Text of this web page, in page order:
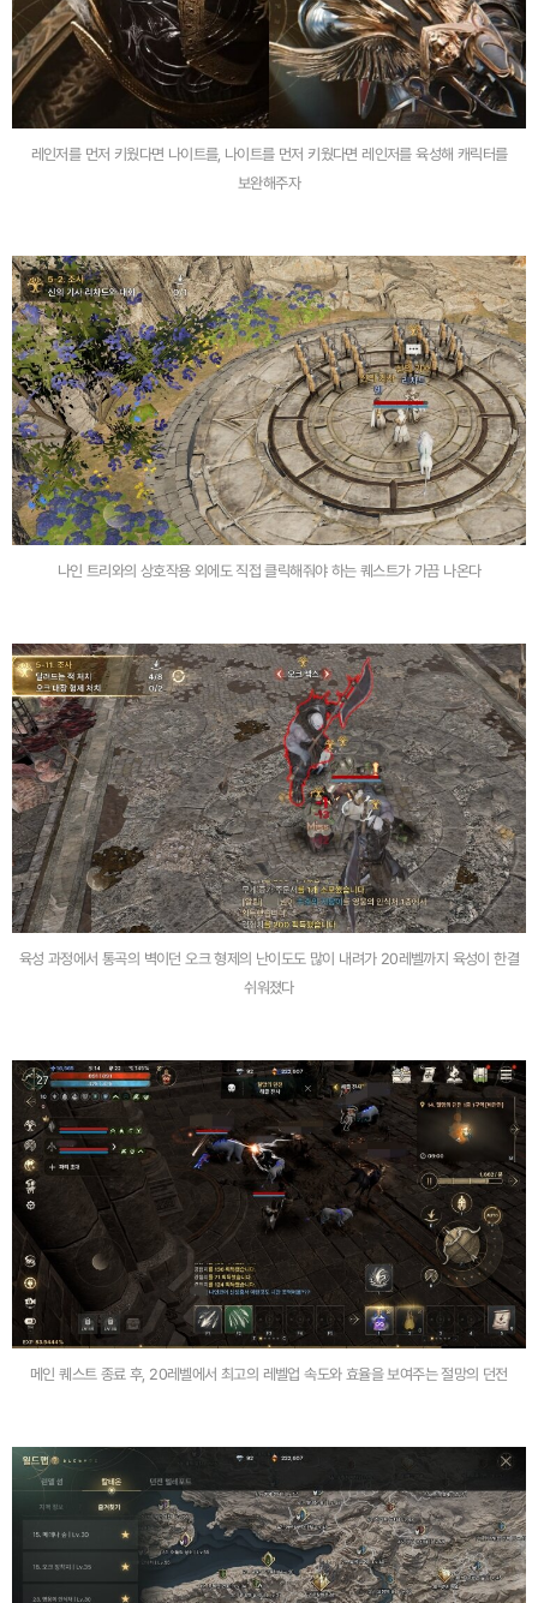
레인저를 먼저 키웠다면 나이트를, 나이트를 먼저 키웠다면 레인저를 육성해 캐릭터를
보완해주자
나인 트리와의 상호작용 외에도 직접 클릭해줘야 하는 퀘스트가 가끔 나온다
육성 과정에서 통곡의 벽이던 오크 형제의 난이도도 많이 내려가 20레벨까지 육성이 한결
쉬워졌다
메인 퀘스트 종료 후, 20레벨에서 최고의 레벨업 속도와 효율을 보여주는 절망의 던전